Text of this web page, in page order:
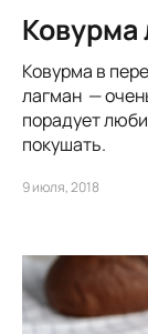
Ковурма
Ковурма в
лагман —
порадует
покушать.
9 июля, 2018